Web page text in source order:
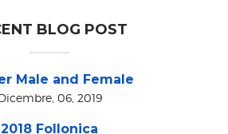
BLOG POST
Male and Female
06, 2019
2018 Follonica